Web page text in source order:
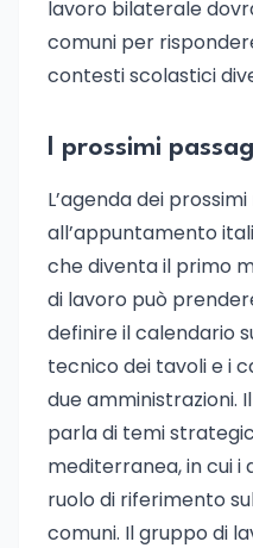
lavoro bilaterale
comuni per
contesti scolastici
I prossimi
L’agenda dei
all’appuntamento
che diventa il primo
di lavoro può
definire il calendario
tecnico dei tavoli e i
due amministrazioni.
parla di temi
mediterranea, in cui i
ruolo di riferimento
comuni. Il gruppo di